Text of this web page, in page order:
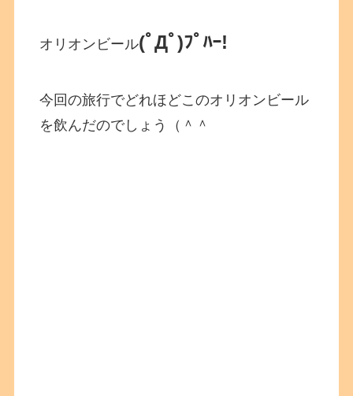
オリオンビール(ﾟДﾟ)ﾌﾟﾊｰ!
今回の旅行でどれほどこのオリオンビール
を飲んだのでしょう（＾＾